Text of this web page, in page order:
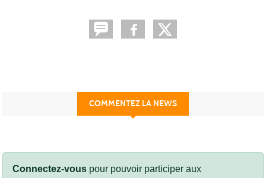
COMMENTEZ LA NEWS
Connectez-vous pour pouvoir participer aux